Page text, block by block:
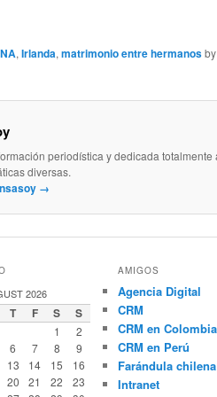
,Irlanda,matrimonio entre hermanos
periodística y dedicada totalmente
diversas.
→
2026
T F S S
1
2
6 7 8
9
13 14 15
16
20 21 22
23
AMIGOS
Agencia Digital
CRM
CRM en Colombia
CRM en Perú
Farándula chilena
Intranet